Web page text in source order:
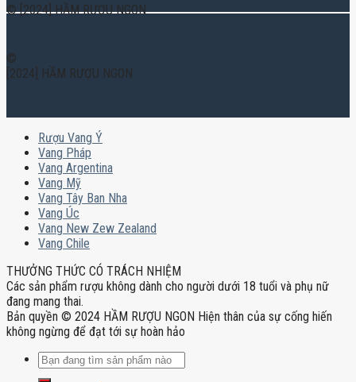
© [2024] HẦM RƯỢU NGON
©
[2024] HẦM RƯỢU NGON
Rượu Vang Ý
Vang Pháp
Vang Argentina
Vang Mỹ
Vang Tây Ban Nha
Vang Úc
Vang New Zew Zealand
Vang Chile
THƯỞNG THỨC CÓ TRÁCH NHIỆM
Các sản phẩm rượu không dành cho người dưới 18 tuổi và phụ nữ
đang mang thai.
Bản quyền © 2024 HẦM RƯỢU NGON Hiện thân của sự cống hiến
không ngừng để đạt tới sự hoàn hảo
Tìm
kiếm: